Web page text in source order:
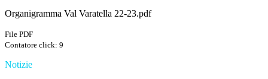
Organigramma Val Varatella 22-23.pdf
File PDF
Contatore click: 9
Notizie